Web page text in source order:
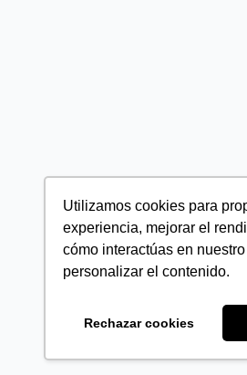
Utilizamos cookies para
experiencia, mejorar el
cómo interactúas en
personalizar el contenido.
Rechazar cookies